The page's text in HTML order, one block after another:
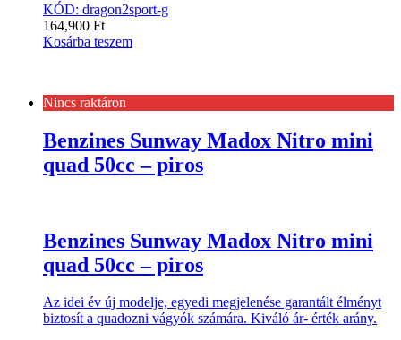
KÓD: dragon2sport-g
164,900 Ft
Kosárba teszem
Nincs raktáron
Benzines Sunway Madox Nitro mini
quad 50cc – piros
Benzines Sunway Madox Nitro mini
quad 50cc – piros
Az idei év új modelje, egyedi megjelenése garantált élményt
biztosít a quadozni vágyók számára. Kiváló ár- érték arány.